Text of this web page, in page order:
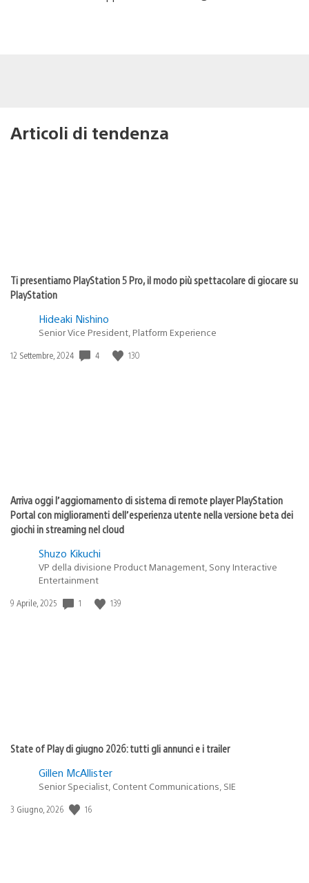
Articoli di tendenza
Ti presentiamo PlayStation 5 Pro, il modo più spettacolare di giocare su
PlayStation
Hideaki Nishino
Senior Vice President, Platform Experience
Data
12 Settembre, 2024 4 130
Arriva oggi l’aggiornamento di sistema di remote player PlayStation
Portal con miglioramenti dell’esperienza utente nella versione beta dei
giochi in streaming nel cloud
Shuzo Kikuchi
VP della divisione Product Management, Sony Interactive
Entertainment
Data
9 Aprile, 2025 1 139
State of Play di giugno 2026: tutti gli annunci e i trailer
Gillen McAllister
Senior Specialist, Content Communications, SIE
Data
3 Giugno, 2026 16